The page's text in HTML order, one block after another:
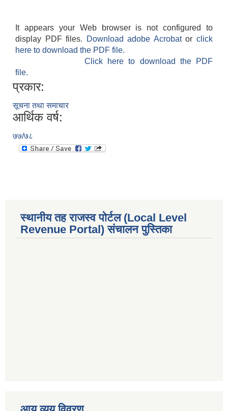
It appears your Web browser is not configured to
display PDF files.
Download adobe Acrobatorclick
here to download the PDF file.
Click here to download the PDF
file.
प्रकार:
सूचना तथा समाचार
आर्थिक वर्ष:
७७/७८
स्थानीय तह राजस्व पोर्टल (Local Level
Revenue Portal) संचालन पुस्तिका